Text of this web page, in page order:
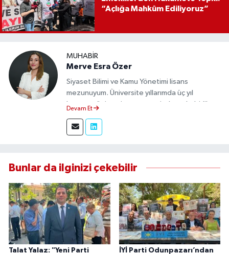
“Açlığa Mahkûm Ediliyoruz”
MUHABIR
Merve Esra Özer
Siyaset Bilimi ve Kamu Yönetimi lisans
mezunuyum. Üniversite yıllarımda üç yıl
boyunca üniversite gazetesinde muhabirlik
Haber'de sahadan doğru ve tarafsız bilgi
aktarımı sağlamaktayım.
Devam Et
Bunlar da ilginizi çekebilir
Talat Yalaz: "Yeni Parti
İYİ Parti Odunpazarı’ndan